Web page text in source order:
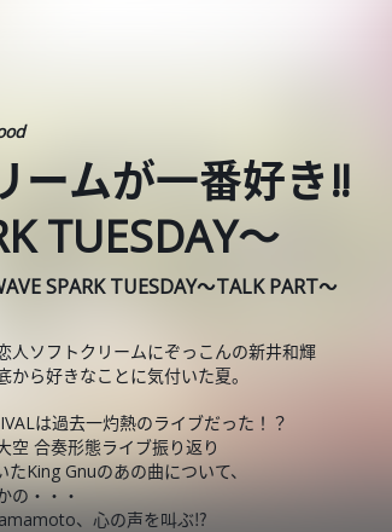
ームが一番好き‼
TUESDAY～
SPARK TUESDAY～TALK PART～
人ソフトクリームにぞっこんの新井和輝
から好きなことに気付いた夏。
は過去一灼熱のライブだった！？
空 合奏形態ライブ振り返り
King Gnuのあの曲について、
の・・・
、心の声を叫ぶ⁉